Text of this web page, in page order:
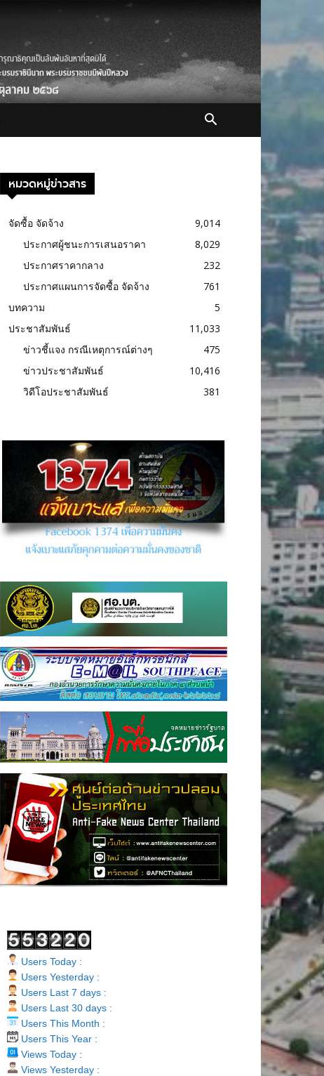
หมวดหมู่ข่าวสาร
จัดซื้อ จัดจ้าง
9,014
ประกาศผู้ชนะการเสนอราคา
8,029
ประกาศราคากลาง
232
ประกาศแผนการจัดซื้อ จัดจ้าง
761
บทความ
5
ประชาสัมพันธ์
11,033
ข่าวชี้แจง กรณีเหตุการณ์ต่างๆ
475
ข่าวประชาสัมพันธ์
10,416
วิดีโอประชาสัมพันธ์
381
Users Today :
Users Yesterday :
Users Last 7 days :
Users Last 30 days :
Users This Month :
Users This Year :
Views Today :
Views Yesterday :